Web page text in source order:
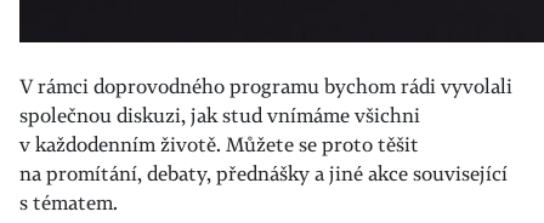
V rámci doprovodného programu bychom rádi vyvolali
společnou diskuzi, jak stud vnímáme všichni
v každodenním životě. Můžete se proto těšit
na promítání, debaty, přednášky a jiné akce související
s tématem.